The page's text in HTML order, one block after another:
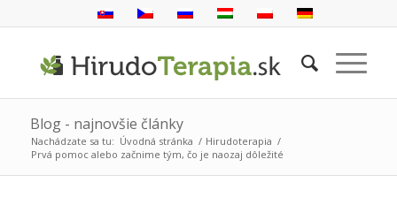
Blog - najnovšie články
Nachádzate sa tu: Úvodná stránka / Hirudoterapia /
Prvá pomoc alebo začnime tým, čo je naozaj dôležité